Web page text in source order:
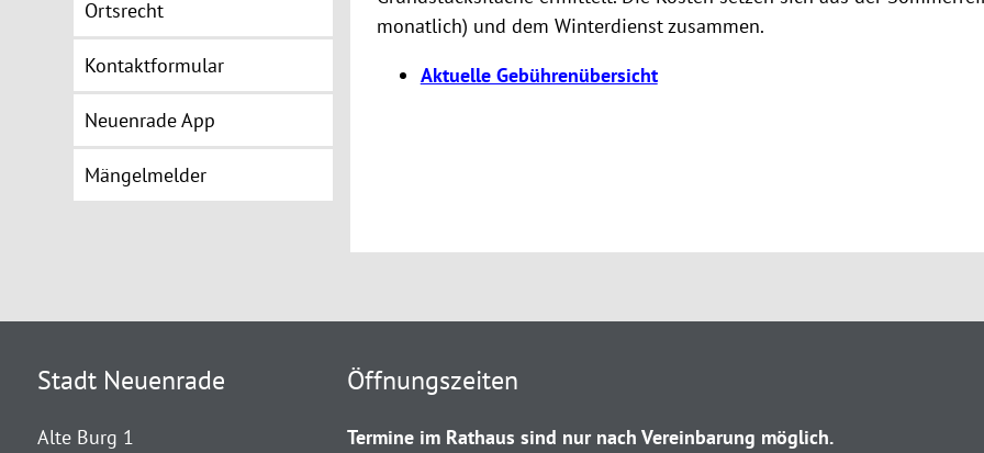
Ortsrecht
Kontaktformular
Neuenrade App
Mängelmelder
monatlich) und dem Winterdienst zusammen.
Aktuelle Gebührenübersicht
Stadt Neuenrade
Alte Burg 1
Öffnungszeiten
Termine im Rathaus sind nur nach Vereinbarung möglich.